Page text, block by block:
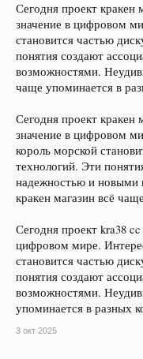
Сегодня проект кракен
значение в цифровом
становится частью
понятия создают
возможностями.
чаще упоминается в
Сегодня проект кракен
значение в цифровом
король морской
технологий. Эти
надежностью и новыми
кракен магазин всё
Сегодня проект kra38
цифровом мире.
становится частью
понятия создают
возможностями.
упоминается в разных
3 окт 2025